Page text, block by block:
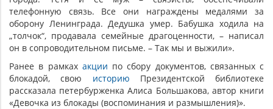
телефонную связь. Все они награждены медалями за
оборону Ленинграда. Дедушка умер. Бабушка ходила на
„толчок“, продавала семейные драгоценности, – написал
он в сопроводительном письме. – Так мы и выжили».
Ранее в рамках акции по сбору документов, связанных с
блокадой, свою историю Президентской библиотеке
рассказала петербурженка Алиса Большакова, автор книги
«Девочка из блокады (воспоминания и размышления)».